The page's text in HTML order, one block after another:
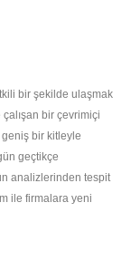
bir şekilde ulaşmak
bir çevrimiçi
geniş bir kitleyle
geçtikçe
analizlerinden tespit
ile firmalara yeni